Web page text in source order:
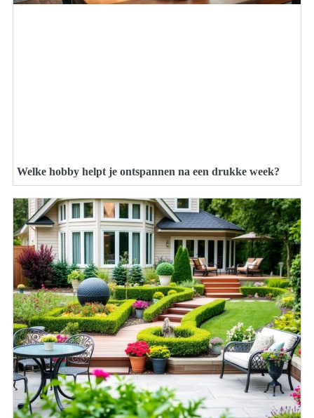
Welke hobby helpt je ontspannen na een drukke week?